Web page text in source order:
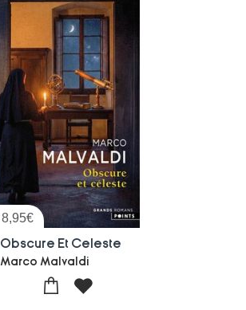
8,95€
Obscure Et Celeste
Marco Malvaldi